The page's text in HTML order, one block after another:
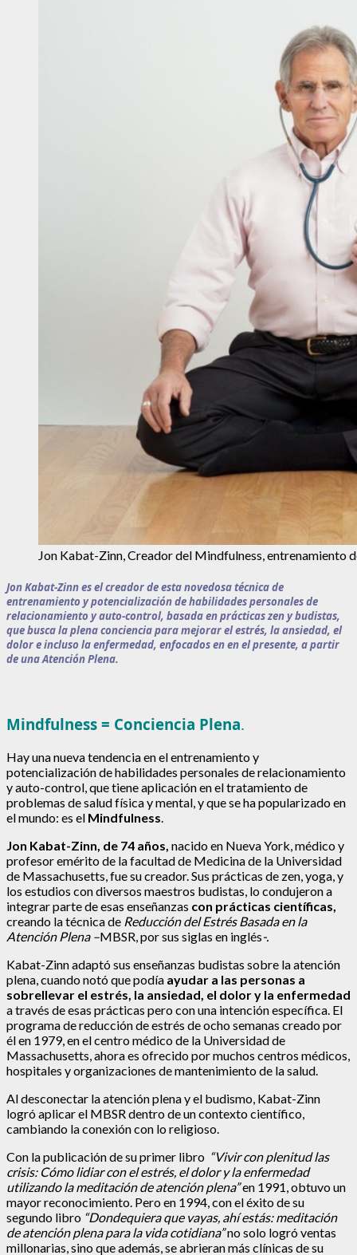
Jon Kabat-Zinn, Creador del Mindfulness, entrenamiento
Jon Kabat-Zinn es el creador de esta novedosa técnica de
entrenamiento y potencialización de habilidades personales de
relacionamiento y auto-control, basada en prácticas zen y budistas,
que busca la plena conciencia para mejorar el estrés, la ansiedad, el
dolor e incluso la enfermedad, enfocados en en el presente, a partir
de una Atención Plena.
Mindfulness = Conciencia Plena.
Hay una nueva tendencia en el entrenamiento y
potencialización de habilidades personales de relacionamiento
y auto-control, que tiene aplicación en el tratamiento de
problemas de salud física y mental, y que se ha popularizado en
el mundo: es el Mindfulness
Jon Kabat-Zinn, de 74 años, nacido en Nueva York, médico y
profesor emérito de la facultad de Medicina de la Universidad
de Massachusetts, fue su creador. Sus prácticas de zen, yoga, y
los estudios con diversos maestros budistas, lo condujeron a
integrar parte de esas enseñanzas con prácticas científicas,
creando la técnica de Reducción del Estrés Basada en la
Atención Plena –MBSR, por sus siglas en inglés-.
Kabat-Zinn adaptó sus enseñanzas budistas sobre la atención
plena, cuando notó que podía ayudar a las personas a
sobrellevar el estrés, la ansiedad, el dolor y la enfermedad
a través de esas prácticas pero con una intención específica. El
programa de reducción de estrés de ocho semanas creado por
él en 1979, en el centro médico de la Universidad de
Massachusetts, ahora es ofrecido por muchos centros médicos,
hospitales y organizaciones de mantenimiento de la salud.
Al desconectar la atención plena y el budismo, Kabat-Zinn
logró aplicar el MBSR dentro de un contexto científico,
cambiando la conexión con lo religioso.
Con la publicación de su primer libro “Vivir con plenitud las
crisis: Cómo lidiar con el estrés, el dolor y la enfermedad
utilizando la meditación de atención plena”en 1991, obtuvo un
mayor reconocimiento. Pero en 1994, con el éxito de su
segundo libro “Dondequiera que vayas, ahí estás: meditación
de atención plena para la vida cotidiana”no solo logró ventas
millonarias, sino que además, se abrieran más clínicas de su